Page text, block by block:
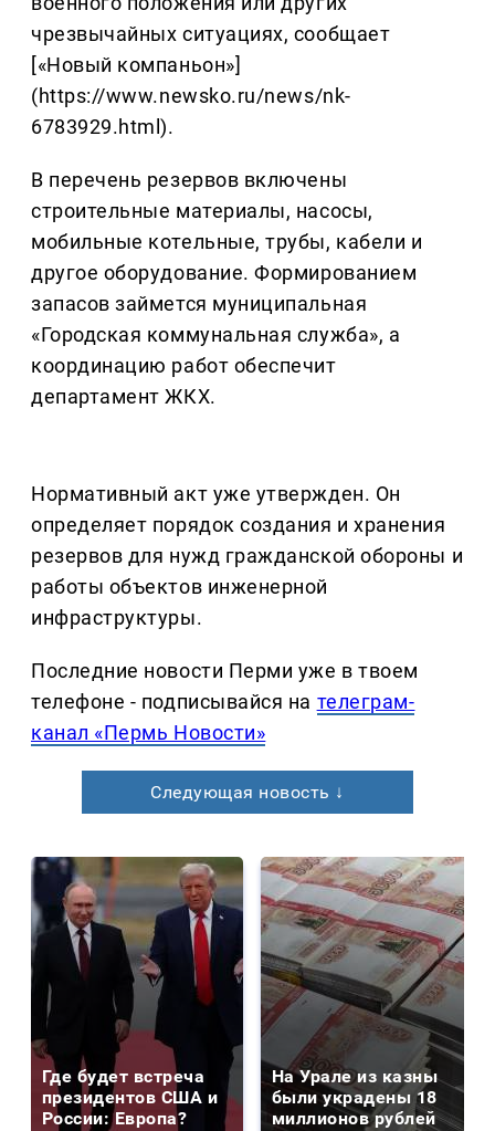
чрезвычайных ситуациях, сообщает
[«Новый компаньон»]
(https://www.newsko.ru/news/nk-
6783929.html).
В перечень резервов включены
строительные материалы, насосы,
мобильные котельные, трубы, кабели и
другое оборудование. Формированием
запасов займется муниципальная
«Городская коммунальная служба», а
координацию работ обеспечит
департамент ЖКХ.
Нормативный акт уже утвержден. Он
определяет порядок создания и хранения
резервов для нужд гражданской обороны и
работы объектов инженерной
инфраструктуры.
Последние новости Перми уже в твоем
телефоне - подписывайся на телеграм-
канал «Пермь Новости»
Следующая новость ↓
Где будет встреча
президентов США и
России: Европа?
На Урале из казны
были украдены 18
миллионов рублей